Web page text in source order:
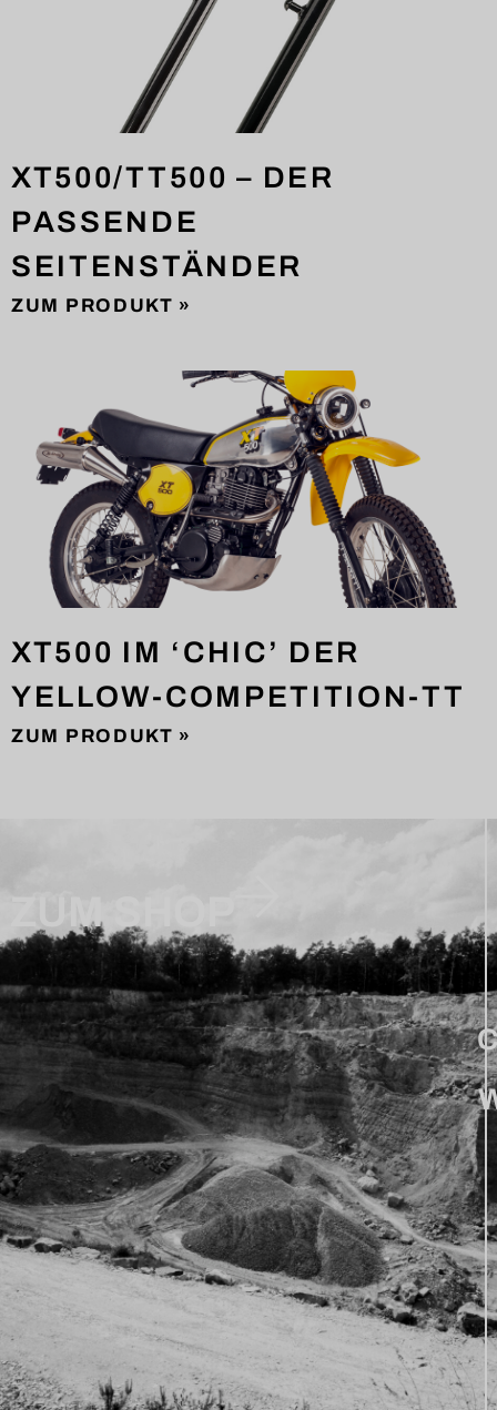
XT500/TT500 – DER
PASSENDE
SEITENSTÄNDER
ZUM PRODUKT »
XT500 IM ‘CHIC’ DER
YELLOW-COMPETITION-TT
ZUM PRODUKT »
ZUM SHOP